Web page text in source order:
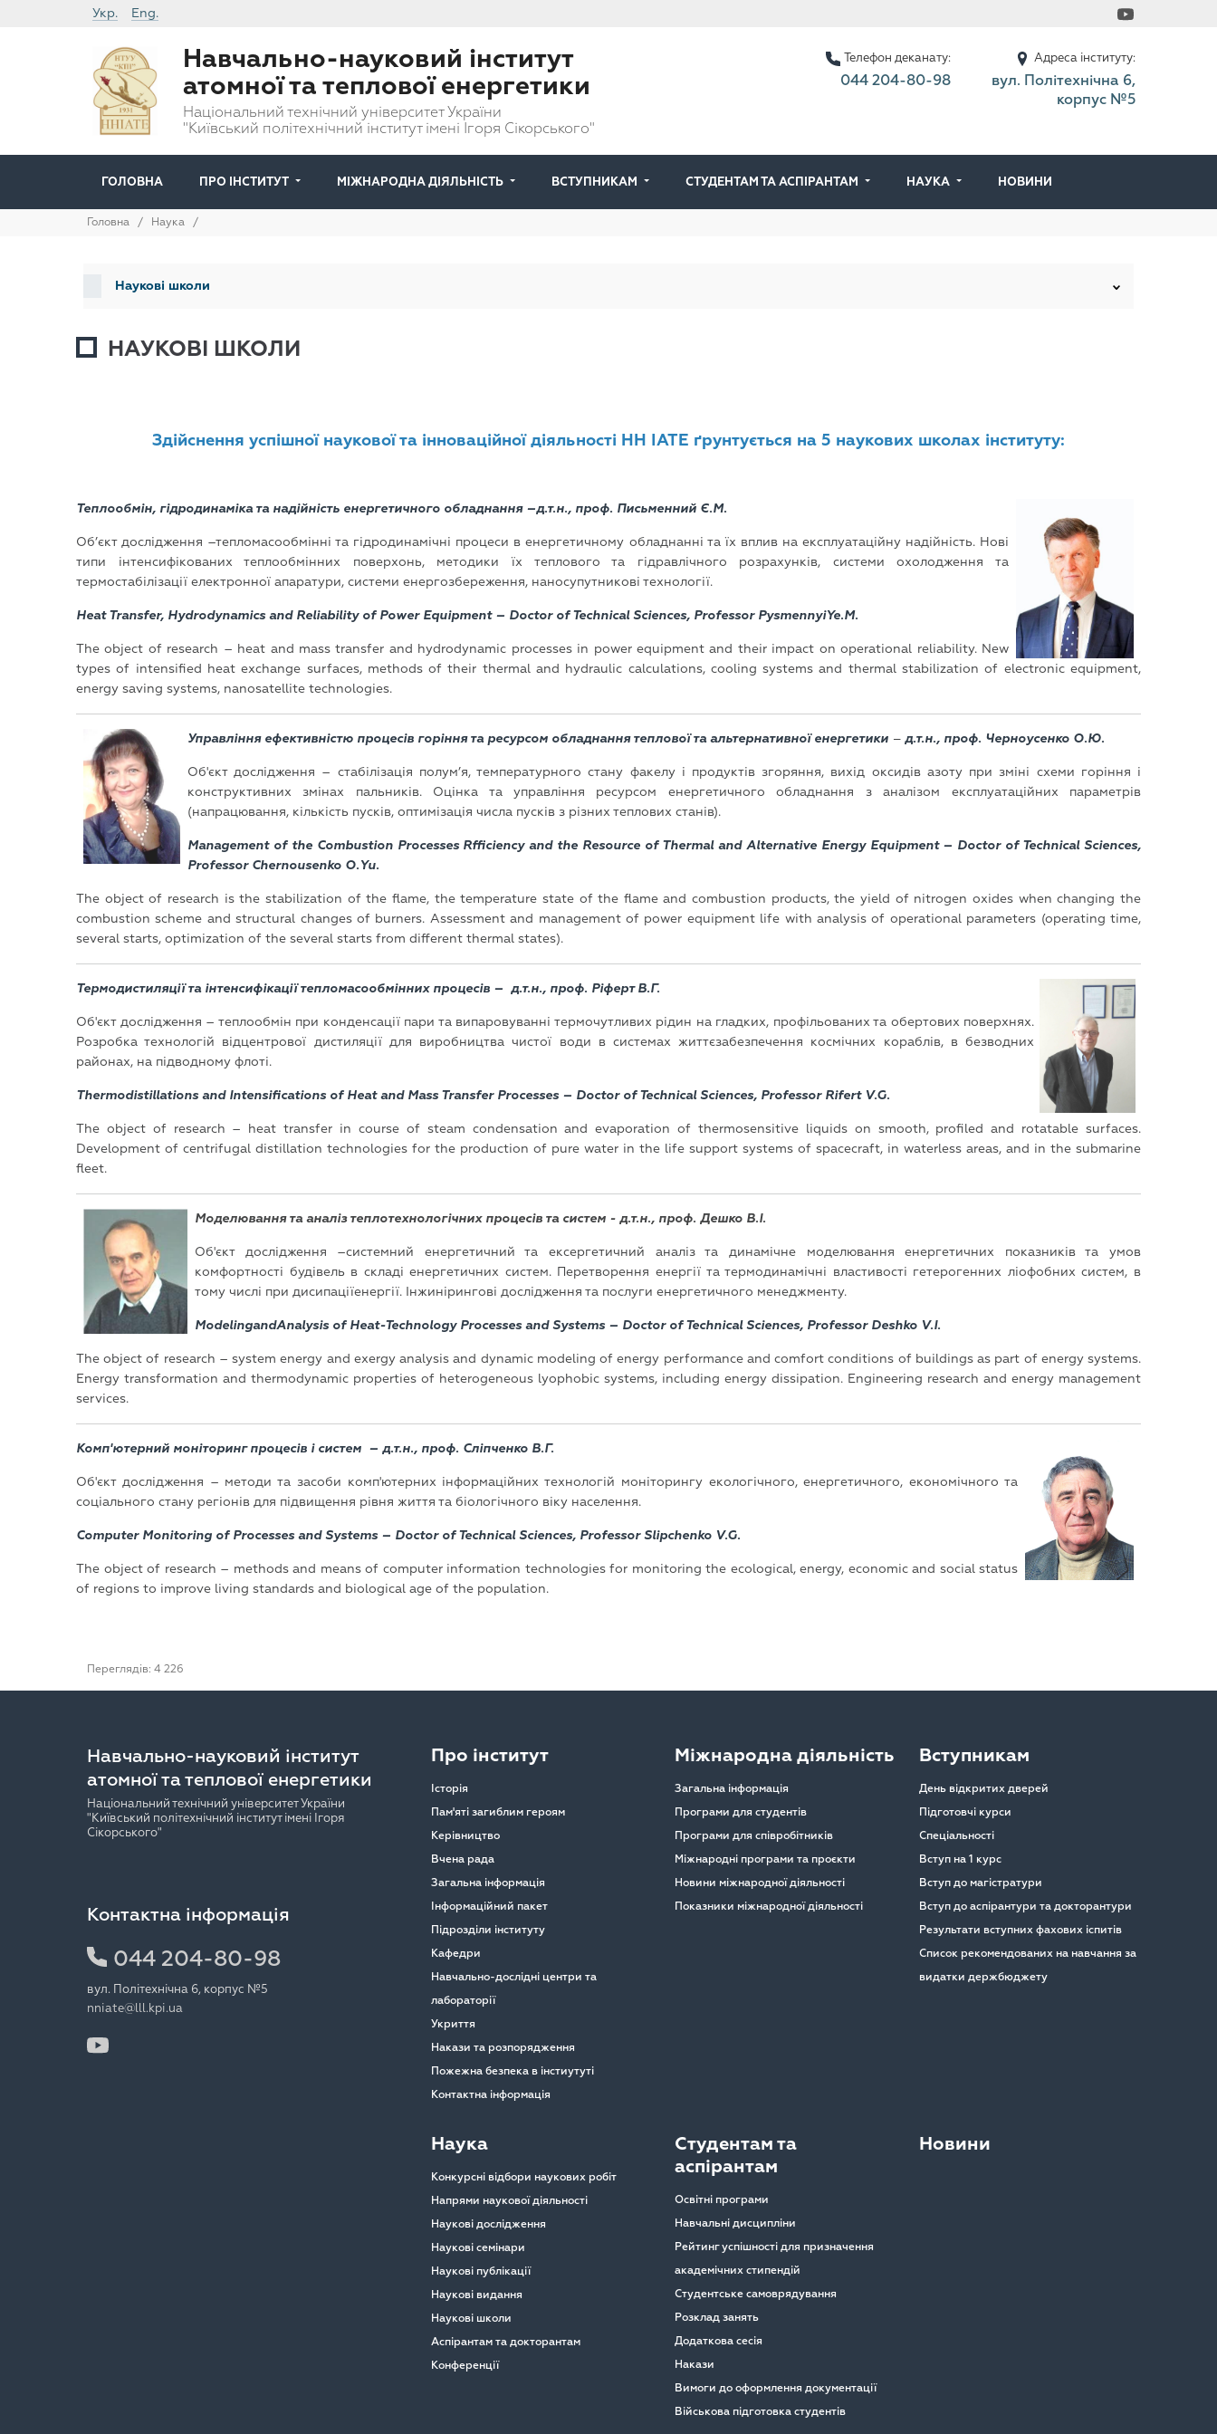
Укр. Eng.
Навчально-науковий інститут
атомної та теплової енергетики
Національний технічний університет України
"Київський політехнічний інститут імені Ігоря Сікорського"
Телефон деканату:
044 204-80-98
Адреса інституту:
вул. Політехнічна 6,
корпус №5
ГОЛОВНА ПРО ІНСТИТУТ МІЖНАРОДНА ДІЯЛЬНІСТЬ ВСТУПНИКАМ СТУДЕНТАМ ТА АСПІРАНТАМ НАУКА НОВИНИ
Головна / Наука /
Наукові школи
НАУКОВІ ШКОЛИ
Здійснення успішної наукової та інноваційної діяльності НН ІАТЕ ґрунтується на 5 наукових школах інституту:
Теплообмін, гідродинаміка та надійність енергетичного обладнання –д.т.н., проф. Письменний Є.М.
Об’єкт дослідження –тепломасообмінні та гідродинамічні процеси в енергетичному обладнанні та їх вплив на експлуатаційну надійність. Нові
типи інтенсифікованих теплообмінних поверхонь, методики їх теплового та гідравлічного розрахунків, системи охолодження та
термостабілізації електронної апаратури, системи енергозбереження, наносупутникові технології.
Heat Transfer, Hydrodynamics and Reliability of Power Equipment – Doctor of Technical Sciences, Professor PysmennyiYe.M.
The object of research – heat and mass transfer and hydrodynamic processes in power equipment and their impact on operational reliability. New
types of intensified heat exchange surfaces, methods of their thermal and hydraulic calculations, cooling systems and thermal stabilization of electronic equipment,
energy saving systems, nanosatellite technologies.
Управління ефективністю процесів горіння та ресурсом обладнання теплової та альтернативної енергетики – д.т.н., проф. Черноусенко О.Ю.
Об'єкт дослідження – стабілізація полум’я, температурного стану факелу і продуктів згоряння, вихід оксидів азоту при зміні схеми горіння і
конструктивних змінах пальників. Оцінка та управління ресурсом енергетичного обладнання з аналізом експлуатаційних параметрів
(напрацювання, кількість пусків, оптимізація числа пусків з різних теплових станів).
Management of the Combustion Processes Rfficiency and the Resource of Thermal and Alternative Energy Equipment – Doctor of Technical Sciences,
Professor Chernousenko O.Yu.
The object of research is the stabilization of the flame, the temperature state of the flame and combustion products, the yield of nitrogen oxides when changing the
combustion scheme and structural changes of burners. Assessment and management of power equipment life with analysis of operational parameters (operating time,
several starts, optimization of the several starts from different thermal states).
Термодистиляції та інтенсифікації тепломасообмінних процесів – д.т.н., проф. Ріферт В.Г.
Об'єкт дослідження – теплообмін при конденсації пари та випаровуванні термочутливих рідин на гладких, профільованих та обертових поверхнях.
Розробка технологій відцентрової дистиляції для виробництва чистої води в системах життєзабезпечення космічних кораблів, в безводних
районах, на підводному флоті.
Thermodistillations and Intensifications of Heat and Mass Transfer Processes – Doctor of Technical Sciences, Professor Rifert V.G.
The object of research – heat transfer in course of steam condensation and evaporation of thermosensitive liquids on smooth, profiled and rotatable surfaces.
Development of centrifugal distillation technologies for the production of pure water in the life support systems of spacecraft, in waterless areas, and in the submarine
fleet.
Моделювання та аналіз теплотехнологічних процесів та систем - д.т.н., проф. Дешко В.І.
Об'єкт дослідження –системний енергетичний та ексергетичний аналіз та динамічне моделювання енергетичних показників та умов
комфортності будівель в складі енергетичних систем. Перетворення енергії та термодинамічні властивості гетерогенних ліофобних систем, в
тому числі при дисипаціїенергії. Інжинірингові дослідження та послуги енергетичного менеджменту.
ModelingandAnalysis of Heat-Technology Processes and Systems – Doctor of Technical Sciences, Professor Deshko V.I.
The object of research – system energy and exergy analysis and dynamic modeling of energy performance and comfort conditions of buildings as part of energy systems.
Energy transformation and thermodynamic properties of heterogeneous lyophobic systems, including energy dissipation. Engineering research and energy management
services.
Комп'ютерний моніторинг процесів і систем – д.т.н., проф. Сліпченко В.Г.
Об'єкт дослідження – методи та засоби комп'ютерних інформаційних технологій моніторингу екологічного, енергетичного, економічного та
соціального стану регіонів для підвищення рівня життя та біологічного віку населення.
Computer Monitoring of Processes and Systems – Doctor of Technical Sciences, Professor Slipchenko V.G.
The object of research – methods and means of computer information technologies for monitoring the ecological, energy, economic and social status
of regions to improve living standards and biological age of the population.
Переглядів: 4 226
Навчально-науковий інститут
атомної та теплової енергетики
Національний технічний університет України
"Київський політехнічний інститут імені Ігоря
Сікорського"
Контактна інформація
044 204-80-98
вул. Політехнічна 6, корпус №5
nniate@lll.kpi.ua
Про інститут
Історія
Пам'яті загиблим героям
Керівництво
Вчена рада
Загальна інформація
Інформаційний пакет
Підрозділи інституту
Кафедри
Навчально-дослідні центри та
лабораторії
Укриття
Накази та розпорядження
Пожежна безпека в інстиутуті
Контактна інформація
Міжнародна діяльність
Загальна інформація
Програми для студентів
Програми для співробітників
Міжнародні програми та проєкти
Новини міжнародної діяльності
Показники міжнародної діяльності
Вступникам
День відкритих дверей
Підготовчі курси
Спеціальності
Вступ на 1 курс
Вступ до магістратури
Вступ до аспірантури та докторантури
Результати вступних фахових іспитів
Список рекомендованих на навчання за
видатки держбюджету
Наука
Конкурсні відбори наукових робіт
Напрями наукової діяльності
Наукові дослідження
Наукові семінари
Наукові публікації
Наукові видання
Наукові школи
Аспірантам та докторантам
Конференції
Студентам та
аспірантам
Освітні програми
Навчальні дисципліни
Рейтинг успішності для призначення
академічних стипендій
Студентське самоврядування
Розклад занять
Додаткова сесія
Накази
Вимоги до оформлення документації
Військова підготовка студентів
Новини